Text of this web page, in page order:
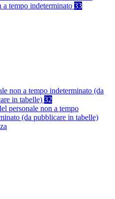
a tempo indeterminato 33
non a tempo indeterminato (da
in tabelle) 32
personale non a tempo
(da pubblicare in tabelle)